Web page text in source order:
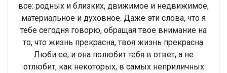
все: родных и близких, движимое и недвижимое,
материальное и духовное. Даже эти слова, что я
тебе сегодня говорю, обращая твое внимание на
то, что жизнь прекрасна, твоя жизнь прекрасна.
Люби ее, и она полюбит тебя в ответ, а не
отлюбит, как некоторых, в самых неприличных